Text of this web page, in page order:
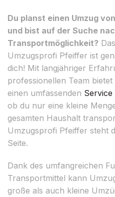
Du planst einen Umzug
und bist auf der Suche
Transportmöglichkeit?
Umzugsprofi Pfeiffer ist
dich! Mit langjähriger
professionellen Team
einen umfassenden Service
ob du nur eine kleine
gesamten Haushalt
Umzugsprofi Pfeiffer steht
Seite.
Dank des umfangreichen
Transportmittel kann
große als auch kleine